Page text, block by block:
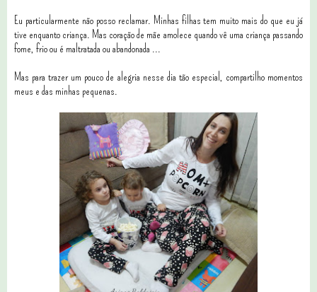
Eu particularmente não posso reclamar. Minhas filhas tem muito mais do que eu já
tive enquanto criança. Mas coração de mãe amolece quando vê uma criança passando
fome, frio ou é maltratada ou abandonada ...
Mas para trazer um pouco de alegria nesse dia tão especial, compartilho momentos
meus e das minhas pequenas.